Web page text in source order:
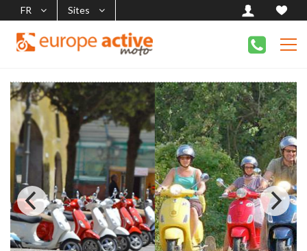
FR Sites